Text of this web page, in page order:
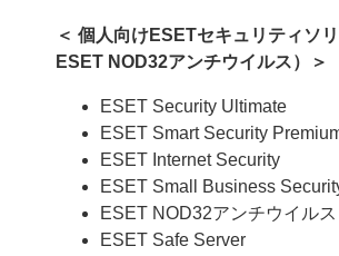
＜ 個人向けESETセキュリティソ
ESET NOD32アンチウイルス）＞
ESET Security Ultimate
ESET Smart Security
ESET Internet Security
ESET Small Business
ESET NOD32アンチウイルス
ESET Safe Server